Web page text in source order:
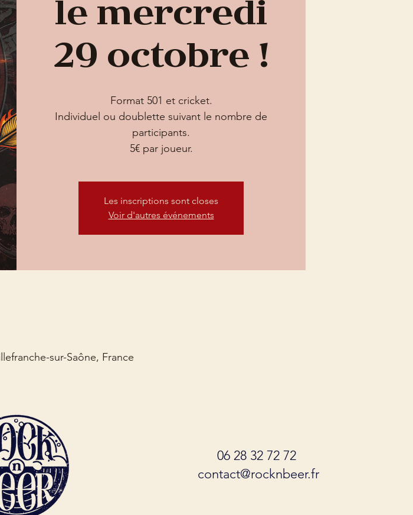
le mercredi
29 octobre !
Format 501 et cricket.
Individuel ou doublette suivant le nombre de
participants.
Les inscriptions sont closes
Voir d'autres événements
sur-Saône, France
​06 28 32 72 72
contact@rocknbeer.fr